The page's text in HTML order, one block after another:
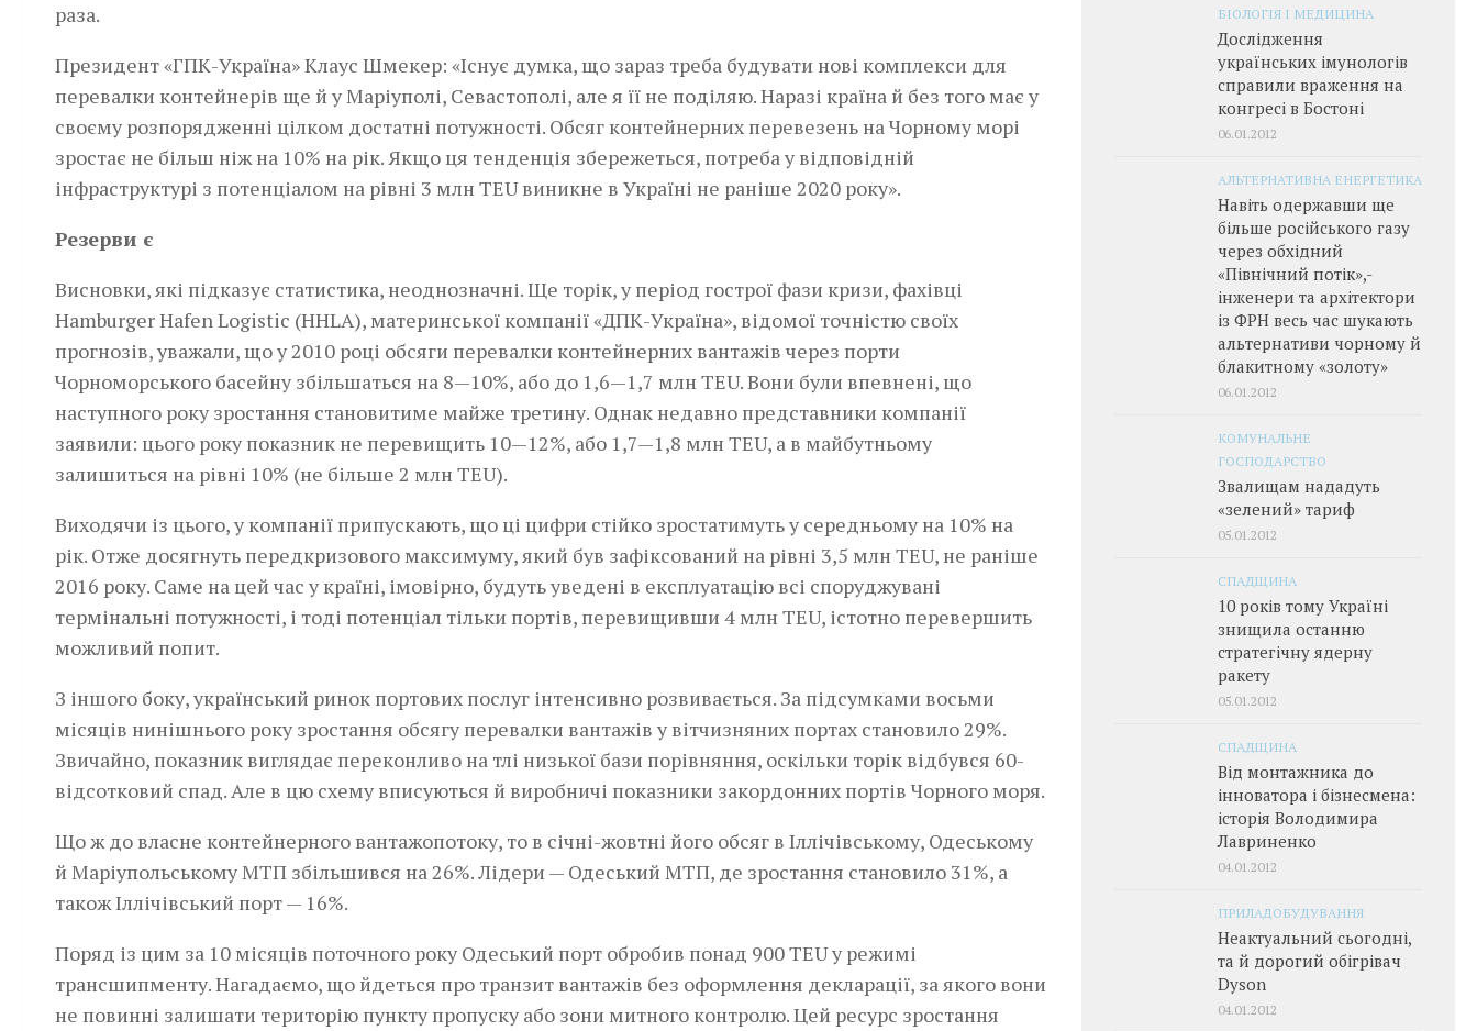
раза.
Президент «ГПК-Україна» Клаус Шмекер: «Існує думка, що зараз треба будувати нові комплекси для
перевалки контейнерів ще й у Маріуполі, Севастополі, але я її не поділяю. Наразі країна й без того має у
своєму розпорядженні цілком достатні потужності. Обсяг контейнерних перевезень на Чорному морі
зростає не більш ніж на 10% на рік. Якщо ця тенденція збережеться, потреба у відповідній
інфраструктурі з потенціалом на рівні 3 млн TEU виникне в Україні не раніше 2020 року».
Резерви є
Висновки, які підказує статистика, неоднозначні. Ще торік, у період гострої фази кризи, фахівці
Hamburger Hafen Logistic (HHLA), материнської компанії «ДПК-Україна», відомої точністю своїх
прогнозів, уважали, що у 2010 році обсяги перевалки контейнерних вантажів через порти
Чорноморського басейну збільшаться на 8—10%, або до 1,6—1,7 млн TEU. Вони були впевнені, що
наступного року зростання становитиме майже третину. Однак недавно представники компанії
заявили: цього року показник не перевищить 10—12%, або 1,7—1,8 млн TEU, а в майбутньому
залишиться на рівні 10% (не більше 2 млн TEU).
Виходячи із цього, у компанії припускають, що ці цифри стійко зростатимуть у середньому на 10% на
рік. Отже досягнуть передкризового максимуму, який був зафіксований на рівні 3,5 млн TEU, не раніше
2016 року. Саме на цей час у країні, імовірно, будуть уведені в експлуатацію всі споруджувані
термінальні потужності, і тоді потенціал тільки портів, перевищивши 4 млн TEU, істотно перевершить
можливий попит.
З іншого боку, український ринок портових послуг інтенсивно розвивається. За підсумками восьми
місяців нинішнього року зростання обсягу перевалки вантажів у вітчизняних портах становило 29%.
Звичайно, показник виглядає переконливо на тлі низької бази порівняння, оскільки торік відбувся 60-
відсотковий спад. Але в цю схему вписуються й виробничі показники закордонних портів Чорного моря.
Що ж до власне контейнерного вантажопотоку, то в січні-жовтні його обсяг в Іллічівському, Одеському
й Маріупольському МТП збільшився на 26%. Лідери — Одеський МТП, де зростання становило 31%, а
також Іллічівський порт — 16%.
Поряд із цим за 10 місяців поточного року Одеський порт обробив понад 900 TEU у режимі
трансшипменту. Нагадаємо, що йдеться про транзит вантажів без оформлення декларації, за якого вони
не повинні залишати територію пункту пропуску або зони митного контролю. Цей ресурс зростання
БІОЛОГІЯ І МЕДИЦИНА
Дослідження
українських імунологів
справили враження на
конгресі в Бостоні
06.01.2012
АЛЬТЕРНАТИВНА ЕНЕРГЕТИКА
Навіть одержавши ще
більше російського газу
через обхідний
«Північний потік»,­
інженери та архітектори
із ФРН весь час шукають
альтернативи чорному й
блакитному «золоту»
06.01.2012
КОМУНАЛЬНЕ
ГОСПОДАРСТВО
Звалищам нададуть
«зелений» тариф
05.01.2012
СПАДЩИНА
10 років тому Україні
знищила останню
стратегічну ядерну
ракету
05.01.2012
СПАДЩИНА
Від монтажника до
інноватора і бізнесмена:
історія Володимира
Лавриненко
04.01.2012
ПРИЛАДОБУДУВАННЯ
Неактуальний сьогодні,
та й дорогий обігрівач
Dyson
04.01.2012